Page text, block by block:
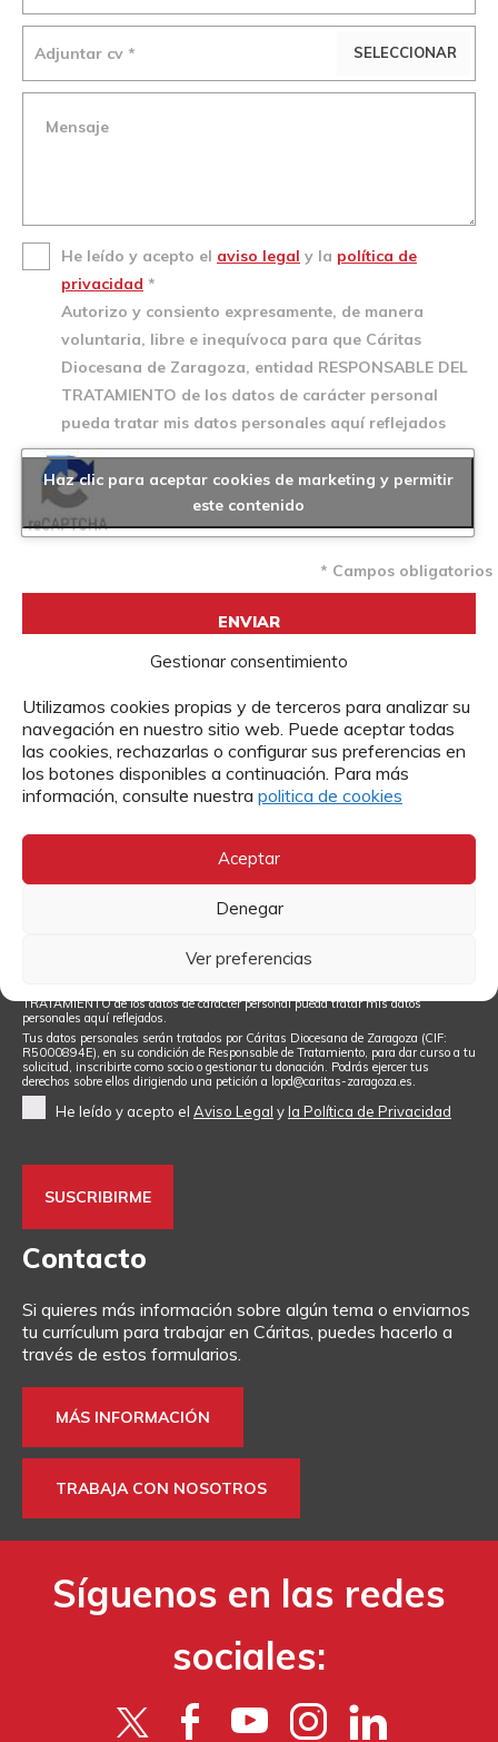
Gestionar consentimiento
Utilizamos cookies propias y de terceros para analizar su
navegación en nuestro sitio web. Puede aceptar todas
las cookies, rechazarlas o configurar sus preferencias en
los botones disponibles a continuación. Para más
información, consulte nuestra politica de cookies
Aceptar
Denegar
Ver preferencias
Adjuntar cv * SELECCIONAR
He leído y acepto el aviso legal y la política de
privacidad *
Autorizo y consiento expresamente, de manera
voluntaria, libre e inequívoca para que Cáritas
Diocesana de Zaragoza, entidad RESPONSABLE DEL
TRATAMIENTO de los datos de carácter personal
pueda tratar mis datos personales aquí reflejados
Haz clic para aceptar cookies de marketing y permitir
este contenido
* Campos obligatorios
Suscríbete a nuestra newsletter
Te mandamos toda la actualidad de Cáritas a tu correo
electrónico.
TRATAMIENTO de los datos de carácter personal pueda tratar mis datos
personales aquí reflejados.
Tus datos personales serán tratados por Cáritas Diocesana de Zaragoza (CIF:
R5000894E), en su condición de Responsable de Tratamiento, para dar curso a tu
solicitud, inscribirte como socio o gestionar tu donación. Podrás ejercer tus
derechos sobre ellos dirigiendo una petición a lopd@caritas-zaragoza.es.
He leído y acepto el Aviso Legal yla Política de Privacidad
Contacto
Si quieres más información sobre algún tema o enviarnos
tu currículum para trabajar en Cáritas, puedes hacerlo a
través de estos formularios.
MÁS INFORMACIÓN
TRABAJA CON NOSOTROS
Síguenos en las redes
sociales: